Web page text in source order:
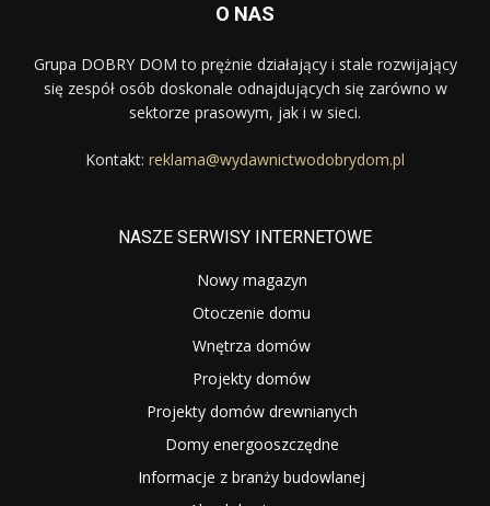
O NAS
Grupa DOBRY DOM to prężnie działający i stale rozwijający
się zespół osób doskonale odnajdujących się zarówno w
sektorze prasowym, jak i w sieci.
Kontakt: reklama@wydawnictwodobrydom.pl
NASZE SERWISY INTERNETOWE
Nowy magazyn
Otoczenie domu
Wnętrza domów
Projekty domów
Projekty domów drewnianych
Domy energooszczędne
Informacje z branży budowlanej